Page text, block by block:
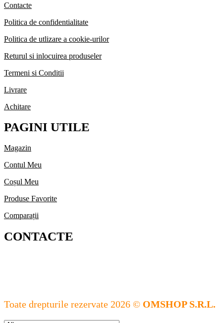
Contacte
Politica de confidentialitate
Politica de utlizare a cookie-urilor
Returul si inlocuirea produseler
Termeni si Conditii
Livrare
Achitare
PAGINI UTILE
Magazin
Contul Meu
Coșul Meu
Produse Favorite
Comparații
CONTACTE
Toate drepturile rezervate 2026 © OMSHOP S.R.L.